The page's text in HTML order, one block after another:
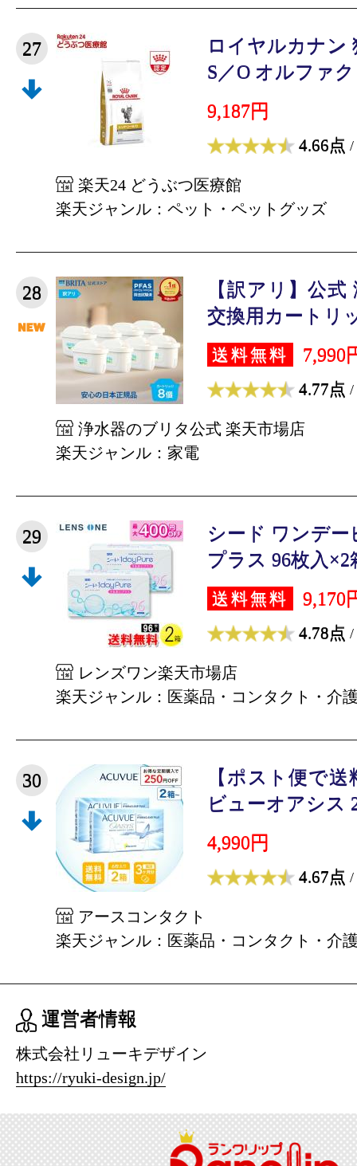
27
ロイヤルカナン
S／O オルファ
9,187円
4.66点 /
楽天24 どうぶつ医療館
楽天ジャンル：ペット・ペットグッズ
28
【訳アリ】公
交換用カートリ
送料無料 7,990
4.77点 /
浄水器のブリタ公式 楽天市場店
楽天ジャンル：家電
29
シード ワンデ
プラス 96枚入×2
送料無料 9,170
4.78点 /
レンズワン楽天市場店
楽天ジャンル：医薬品・コンタクト・介
30
【ポスト便で
ビューオアシス
4,990円
4.67点 /
アースコンタクト
楽天ジャンル：医薬品・コンタクト・介
運営者情報
株式会社リューキデザイン
https://ryuki-design.jp/